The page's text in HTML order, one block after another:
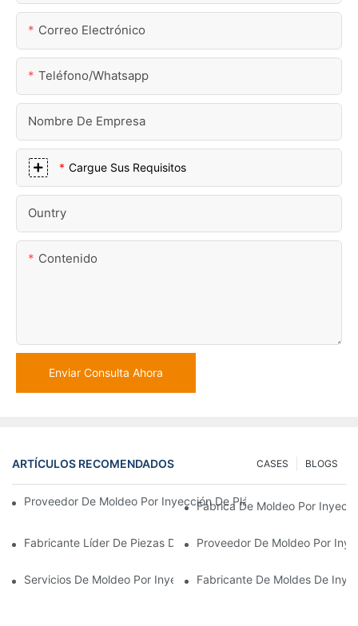
Correo Electrónico
Teléfono/whatsapp
Nombre De Empresa
Cargue Sus Requisitos
Ountry
Contenido
Enviar Consulta Ahora
ARTÍCULOS RECOMENDADOS BLOGS
CASES
Proveedor De Moldeo Por Inyección De Plástico Con Amplia
Fábrica De Moldeo Por
Fabricante Líder De Piezas De Plástico Para Los Sectores
Proveedor De Moldeo Por
Servicios De Moldeo Por Inyección De Plástico Para Industrias
Fabricante De Moldes De